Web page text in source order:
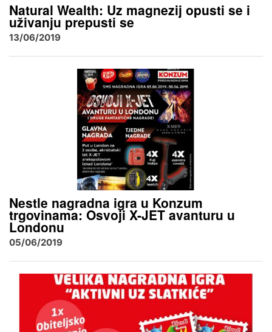
Natural Wealth: Uz magnezij opusti se i
uživanju prepusti se
13/06/2019
Nestle nagradna igra u Konzum
trgovinama: Osvoji X-JET avanturu u
Londonu
05/06/2019